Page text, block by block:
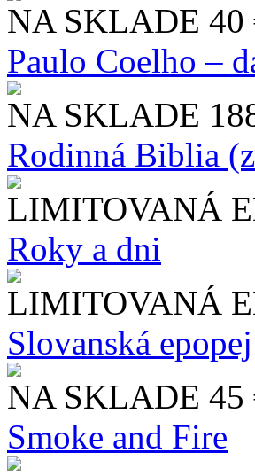
NA SKLADE 40
Paulo Coelho –
NA SKLADE
Rodinná Biblia
LIMITOVANÁ
Roky a dni
LIMITOVANÁ
Slo​vanská epopej
NA SKLADE 45
Smoke and Fire